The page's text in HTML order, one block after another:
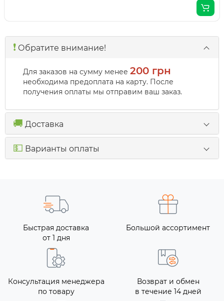
❗️ Обратите внимание!
Для заказов на сумму менее 200 грн
необходима предоплата на карту. После
получения оплаты мы отправим ваш заказ.
🚚 Доставка
💵 Варианты оплаты
Быстрая доставка
от 1 дня
Большой ассортимент
Консультация менеджера
по товару
Возврат и обмен
в течение 14 дней